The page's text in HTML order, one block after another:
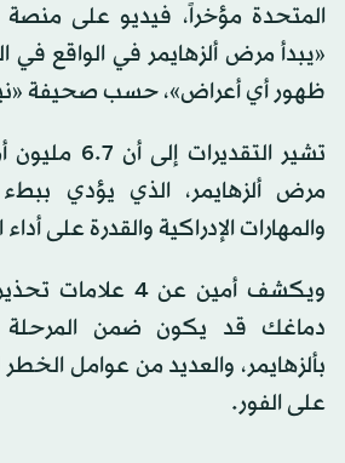
المتحدة مؤخراً، فيديو على
«يبدأ مرض ألزهايمر في الواقع
ظهور أي أعراض»، حسب صحيفة
تشير
مرض ألزهايمر، الذي يؤدي
والمهارات الإدراكية والقدرة على
ويكشف أمين عن 4
دماغك قد يكون ضمن المرحلة
بألزهايمر، والعديد من عوامل
على الفور.